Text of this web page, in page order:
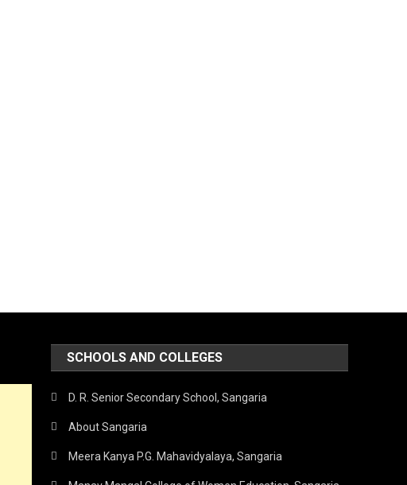
SCHOOLS AND COLLEGES
D. R. Senior Secondary School, Sangaria
About Sangaria
Meera Kanya P.G. Mahavidyalaya, Sangaria